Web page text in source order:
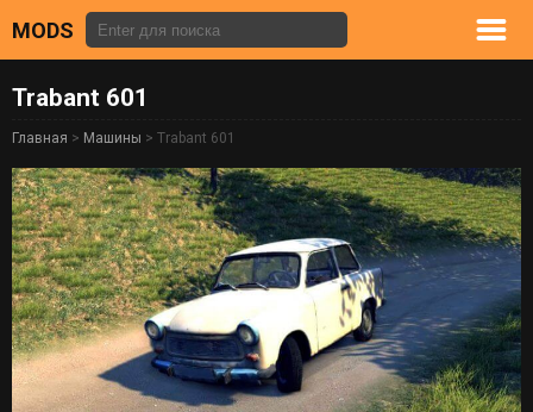
MODS
Trabant 601
Главная > Машины > Trabant 601